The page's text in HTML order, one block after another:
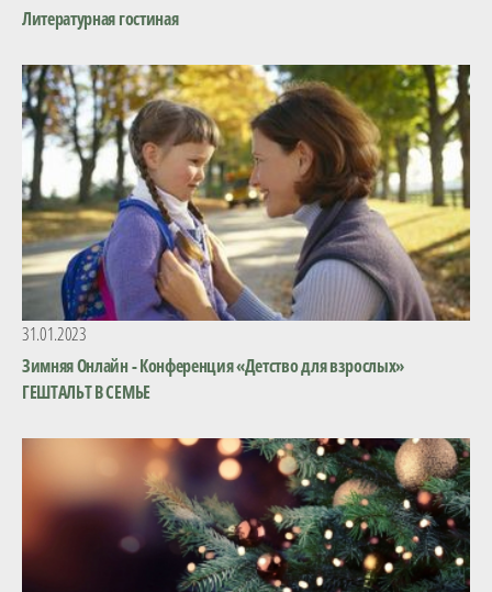
Литературная гостиная
31.01.2023
Зимняя Онлайн - Конференция «Детство для взрослых»
ГЕШТАЛЬТ В СЕМЬЕ